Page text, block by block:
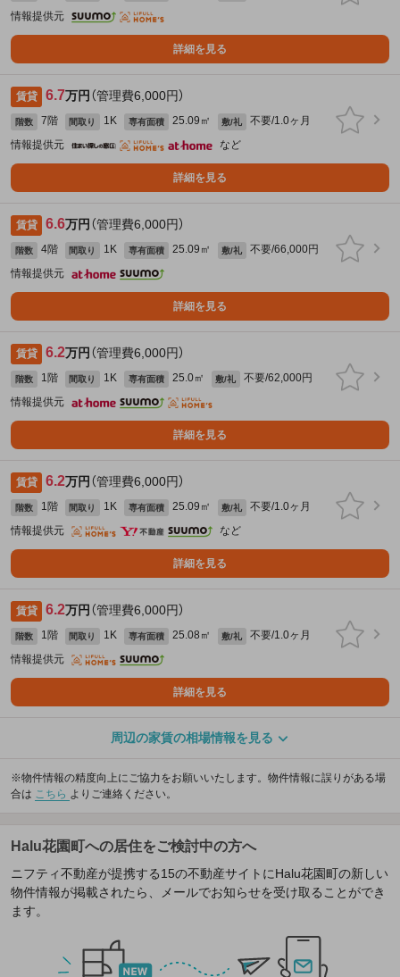
情報提供元
詳細を見る
賃貸 6.7万円 （管理費6,000円）
階数 7階 間取り 1K 専有面積 25.09㎡ 敷/礼
不要/1.0ヶ月
情報提供元
など
詳細を見る
賃貸 6.6万円 （管理費6,000円）
階数 4階 間取り 1K 専有面積 25.09㎡ 敷/礼
不要/66,000円
情報提供元
詳細を見る
賃貸 6.2万円 （管理費6,000円）
階数 1階 間取り 1K 専有面積 25.0㎡ 敷/礼
不要/62,000円
情報提供元
詳細を見る
賃貸 6.2万円 （管理費6,000円）
階数 1階 間取り 1K 専有面積 25.09㎡ 敷/礼
不要/1.0ヶ月
情報提供元
など
詳細を見る
賃貸 6.2万円 （管理費6,000円）
階数 1階 間取り 1K 専有面積 25.08㎡ 敷/礼
不要/1.0ヶ月
情報提供元
詳細を見る
周辺の家賃の相場情報を見る
※物件情報の精度向上にご協力をお願いいたします。物件情報に誤りがある場
合は こちら よりご連絡ください。
Halu花園町への居住をご検討中の方へ
ニフティ不動産が提携する15の不動産サイトにHalu花園町の新しい
物件情報が掲載されたら、メールでお知らせを受け取ることができ
ます。